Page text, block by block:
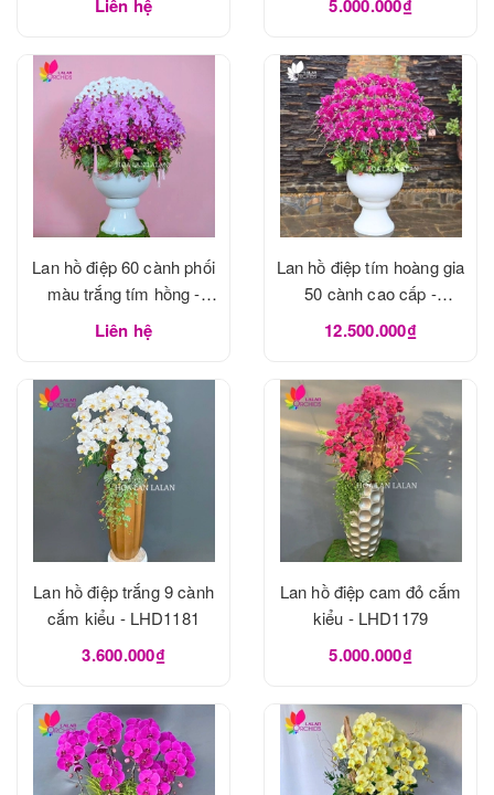
Liên hệ 5.000.000₫
Lan hồ điệp 60 cành phối
màu trắng tím hồng -
LHD1183
Liên hệ
Lan hồ điệp tím hoàng gia
50 cành cao cấp -
LHD1182
12.500.000₫
Lan hồ điệp trắng 9 cành
cắm kiểu - LHD1181
3.600.000₫
Lan hồ điệp cam đỏ cắm
kiểu - LHD1179
5.000.000₫